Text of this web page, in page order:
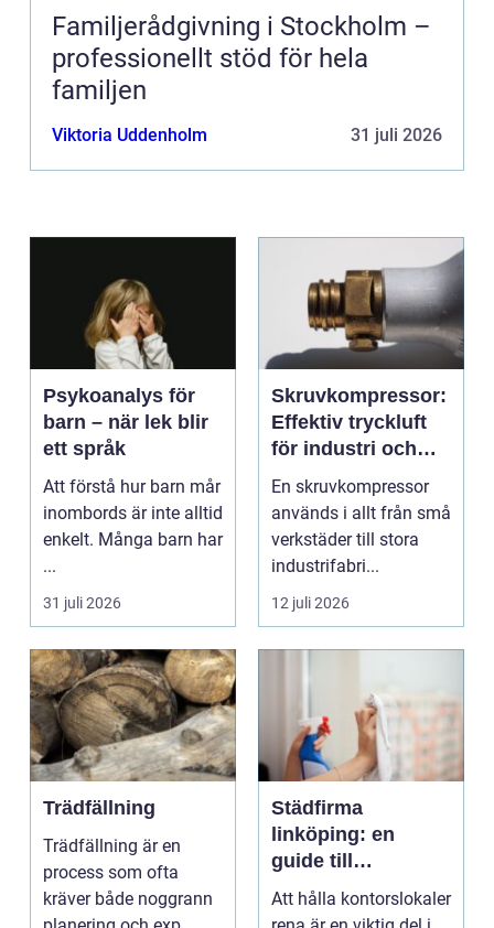
Familjerådgivning i Stockholm –
professionellt stöd för hela
familjen
Viktoria Uddenholm 31 juli 2026
Psykoanalys för
barn – när lek blir
ett språk
Att förstå hur barn mår
inombords är inte alltid
enkelt. Många barn har
...
31 juli 2026
Skruvkompressor:
Effektiv tryckluft
för industri och
verkstad
En skruvkompressor
används i allt från små
verkstäder till stora
industrifabri...
12 juli 2026
Trädfällning
Trädfällning är en
process som ofta
kräver både noggrann
Städfirma
linköping: en
guide till
professionell
städning
Att hålla kontorslokaler